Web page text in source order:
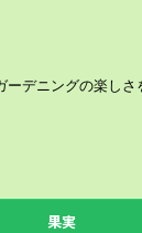
デニングの楽しさ
果実